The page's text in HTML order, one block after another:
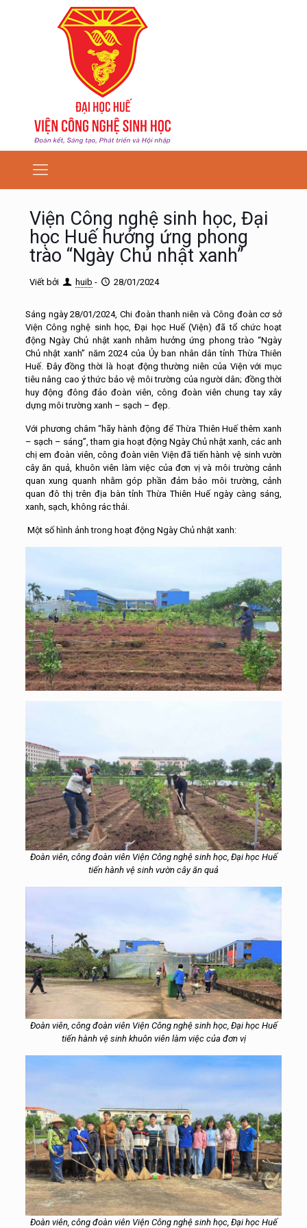
Viện Công nghệ sinh học, Đại
học Huế hưởng ứng phong
trào “Ngày Chủ nhật xanh”
Viết bởi huib - 28/01/2024
Sáng ngày 28/01/2024, Chi đoàn thanh niên và Công đoàn cơ sở
Viện Công nghệ sinh học, Đại học Huế (Viện) đã tổ chức hoạt
động Ngày Chủ nhật xanh nhằm hưởng ứng phong trào “Ngày
Chủ nhật xanh” năm 2024 của Ủy ban nhân dân tỉnh Thừa Thiên
Huế. Đây đồng thời là hoạt động thường niên của Viện với mục
tiêu nâng cao ý thức bảo vệ môi trường của người dân; đồng thời
huy động đông đảo đoàn viên, công đoàn viên chung tay xây
dựng môi trường xanh – sạch – đẹp.
Với phương châm “hãy hành động để Thừa Thiên Huế thêm xanh
– sạch – sáng”, tham gia hoạt động Ngày Chủ nhật xanh, các anh
chị em đoàn viên, công đoàn viên Viện đã tiến hành vệ sinh vườn
cây ăn quả, khuôn viên làm việc của đơn vị và môi trường cảnh
quan xung quanh nhằm góp phần đảm bảo môi trường, cảnh
quan đô thị trên địa bàn tỉnh Thừa Thiên Huế ngày càng sáng,
xanh, sạch, không rác thải.
Một số hình ảnh trong hoạt động Ngày Chủ nhật xanh:
Đoàn viên, công đoàn viên Viện Công nghệ sinh học, Đại học Huế
tiến hành vệ sinh vườn cây ăn quả
Đoàn viên, công đoàn viên Viện Công nghệ sinh học, Đại học Huế
tiến hành vệ sinh khuôn viên làm việc của đơn vị
Đoàn viên, công đoàn viên Viện Công nghệ sinh học, Đại học Huế